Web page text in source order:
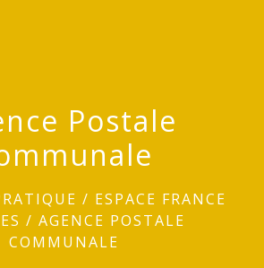
Postale
/ ESPACE FRANCE
/ AGENCE POSTALE
COMMUNALE